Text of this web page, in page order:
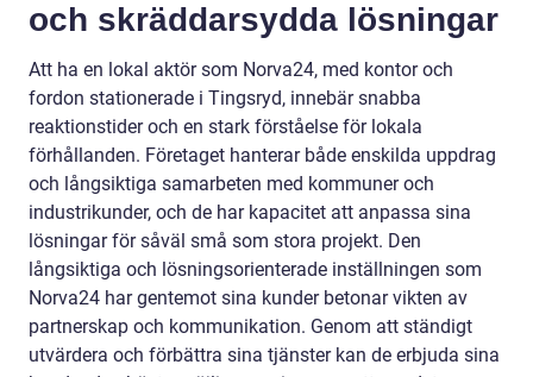
och skräddarsydda lösningar
Att ha en lokal aktör som Norva24, med kontor och
fordon stationerade i Tingsryd, innebär snabba
reaktionstider och en stark förståelse för lokala
förhållanden. Företaget hanterar både enskilda uppdrag
och långsiktiga samarbeten med kommuner och
industrikunder, och de har kapacitet att anpassa sina
lösningar för såväl små som stora projekt. Den
långsiktiga och lösningsorienterade inställningen som
Norva24 har gentemot sina kunder betonar vikten av
partnerskap och kommunikation. Genom att ständigt
utvärdera och förbättra sina tjänster kan de erbjuda sina